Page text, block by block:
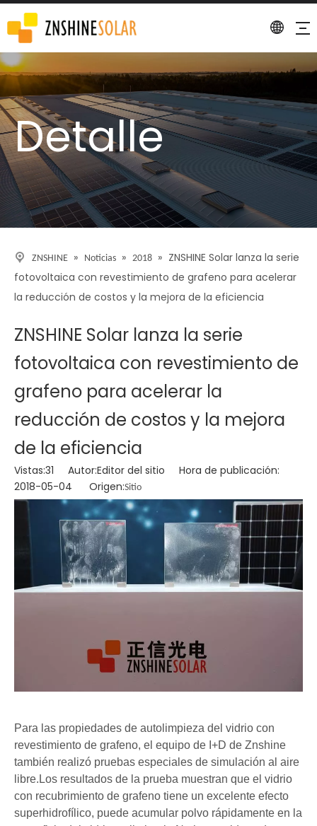
Detalle
ZNSHINE » Noticias » 2018 » ZNSHINE Solar lanza la serie
fotovoltaica con revestimiento de grafeno para acelerar
la reducción de costos y la mejora de la eficiencia
ZNSHINE Solar lanza la serie
fotovoltaica con revestimiento de
grafeno para acelerar la
reducción de costos y la mejora
de la eficiencia
Vistas:31 Autor:Editor del sitio Hora de publicación:
2018-05-04 Origen:Sitio
Para las propiedades de autolimpieza del vidrio con
revestimiento de grafeno, el equipo de I+D de Znshine
también realizó pruebas especiales de simulación al aire
libre.Los resultados de la prueba muestran que el vidrio
con recubrimiento de grafeno tiene un excelente efecto
superhidrofílico, puede acumular polvo rápidamente en la